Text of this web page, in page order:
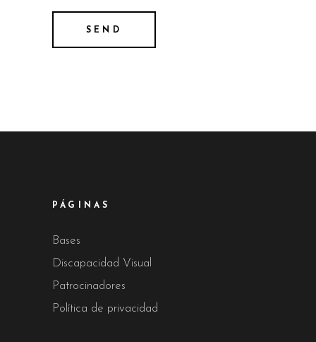
PÁGINAS
Bases
Discapacidad Visual
Patrocinadores
Política de privacidad